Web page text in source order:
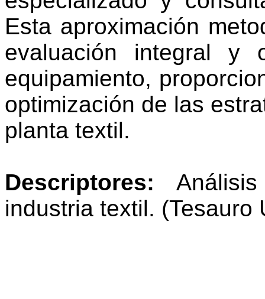
Esta aproximación
evaluación integral y
equipamiento,
optimización de las
planta textil.
Descriptores:
industria textil. (Tesauro